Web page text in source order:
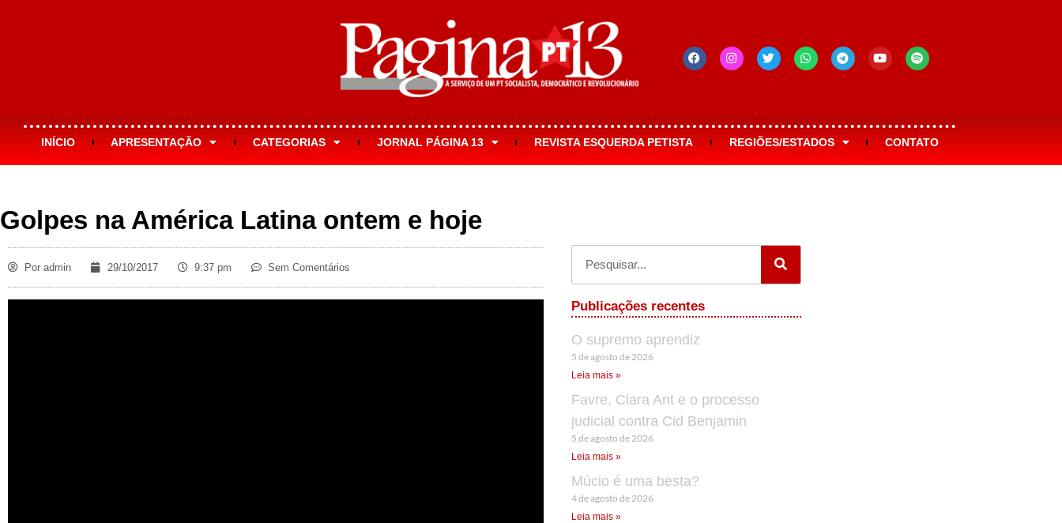
INÍCIO APRESENTAÇÃO CATEGORIAS JORNAL PÁGINA 13 REVISTA ESQUERDA PETISTA REGIÕES/ESTADOS CONTATO
Golpes na América Latina ontem e hoje
Por admin 29/10/2017 9:37 pm Sem Comentários
Publicações recentes
O supremo aprendiz
5 de agosto de 2026
Leia mais »
Favre, Clara Ant e o processo
judicial contra Cid Benjamin
5 de agosto de 2026
Leia mais »
Múcio é uma besta?
4 de agosto de 2026
Leia mais »